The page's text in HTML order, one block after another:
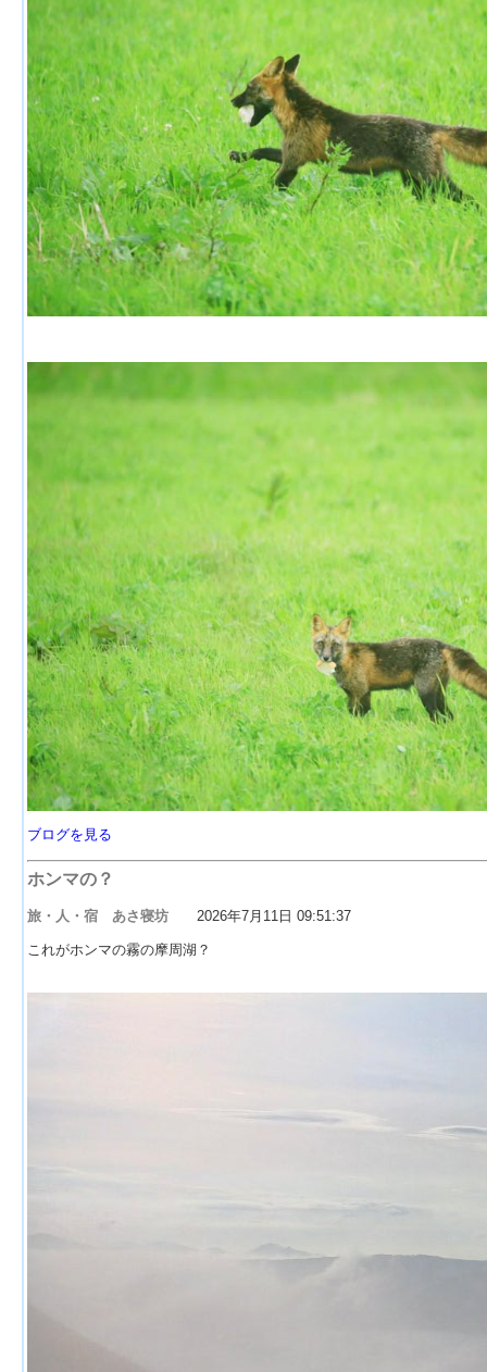
ブログを見る
ホンマの？
旅・人・宿 あさ寝坊 2026年7月11日 09:51:37
これがホンマの霧の摩周湖？